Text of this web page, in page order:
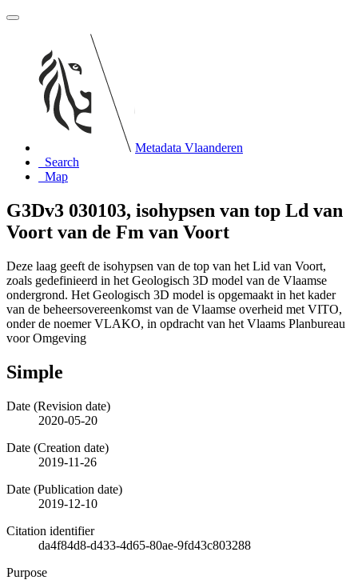
Metadata Vlaanderen
Search
Map
G3Dv3 030103, isohypsen van top Ld van
Voort van de Fm van Voort
Deze laag geeft de isohypsen van de top van het Lid van Voort,
zoals gedefinieerd in het Geologisch 3D model van de Vlaamse
ondergrond. Het Geologisch 3D model is opgemaakt in het kader
van de beheersovereenkomst van de Vlaamse overheid met VITO,
onder de noemer VLAKO, in opdracht van het Vlaams Planbureau
voor Omgeving
Simple
Date (Revision date)
2020-05-20
Date (Creation date)
2019-11-26
Date (Publication date)
2019-12-10
Citation identifier
da4f84d8-d433-4d65-80ae-9fd43c803288
Purpose